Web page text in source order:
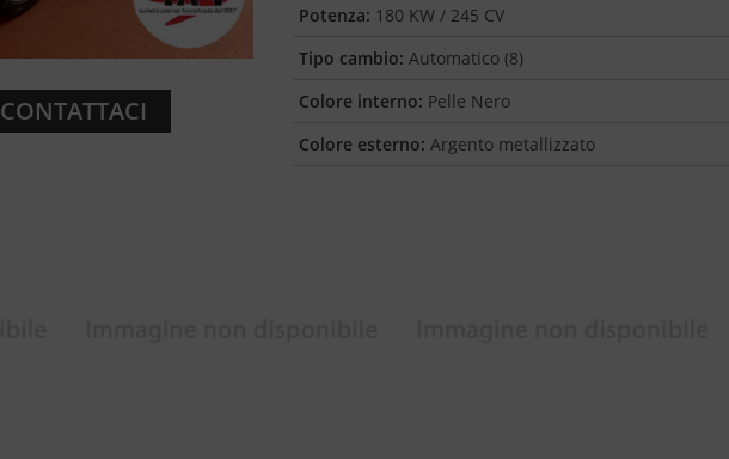
CONTATTACI
Potenza: 180 KW / 245 CV
Tipo cambio: Automatico (8)
Colore interno: Pelle Nero
Colore esterno: Argento metallizzato